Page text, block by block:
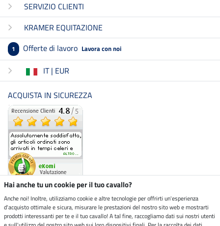
SERVIZIO CLIENTI
KRAMER EQUITAZIONE
1 Offerte di lavoro Lavora con noi
IT | EUR
ACQUISTA IN SICUREZZA
Negozio ecosostenibile
Hai anche tu un cookie per il tuo cavallo?
Anche noi! Inoltre, utilizziamo cookie e altre tecnologie per offrirti un'esperienza
d'acquisto ottimale e sicura, misurare le prestazioni del nostro sito web e mostrarti
prodotti interessanti per te e il tuo cavallo! A tal fine, raccogliamo dati sui nostri utenti